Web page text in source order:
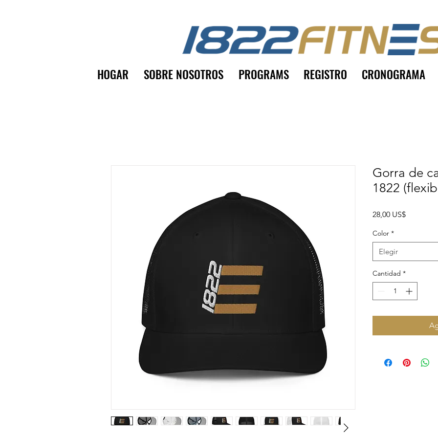
HOGAR SOBRE NOSOTROS PROGRAMS REGISTRO CRONOGRAMA
Gorra de
1822
28,00 US$Precio
Color *
Elegir
Cantidad *